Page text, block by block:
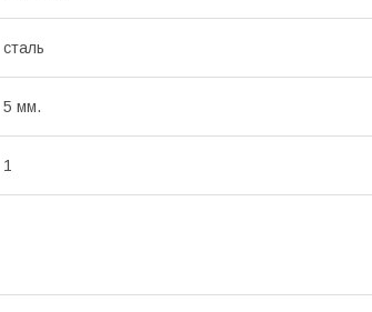
сталь
5 мм.
1